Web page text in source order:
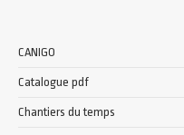
CANIGO
Catalogue pdf
Chantiers du temps